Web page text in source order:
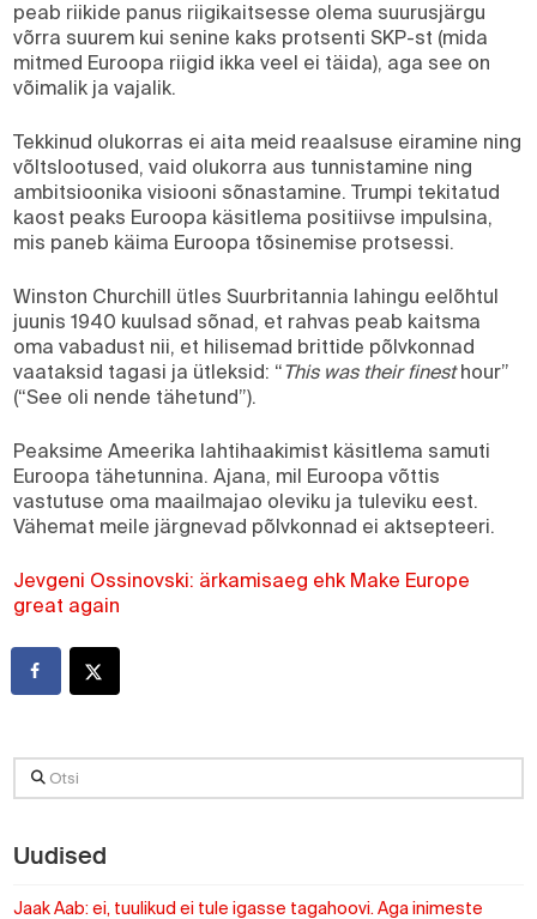
peab riikide panus riigikaitsesse olema suurusjärgu
võrra suurem kui senine kaks protsenti SKP-st (mida
mitmed Euroopa riigid ikka veel ei täida), aga see on
võimalik ja vajalik.
Tekkinud olukorras ei aita meid reaalsuse eiramine ning
võltslootused, vaid olukorra aus tunnistamine ning
ambitsioonika visiooni sõnastamine. Trumpi tekitatud
kaost peaks Euroopa käsitlema positiivse impulsina,
mis paneb käima Euroopa tõsinemise protsessi.
Winston Churchill ütles Suurbritannia lahingu eelõhtul
juunis 1940 kuulsad sõnad, et rahvas peab kaitsma
oma vabadust nii, et hilisemad brittide põlvkonnad
vaataksid tagasi ja ütleksid: “This was their finesthour”
(“See oli nende tähetund”).
Peaksime Ameerika lahtihaakimist käsitlema samuti
Euroopa tähetunnina. Ajana, mil Euroopa võttis
vastutuse oma maailmajao oleviku ja tuleviku eest.
Vähemat meile järgnevad põlvkonnad ei aktsepteeri.
Jevgeni Ossinovski: ärkamisaeg ehk Make Europe
great again
Otsi
Uudised
Jaak Aab: ei, tuulikud ei tule igasse tagahoovi. Aga inimeste